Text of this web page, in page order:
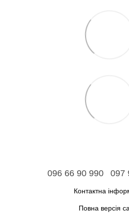
096 66 90 990 097
Контактна
Повна версія